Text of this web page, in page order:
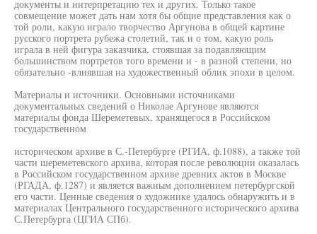
документы и интерпретацию тех и других. Только такое
совмещение может дать нам хотя бы общие представления как о
той роли, какую играло творчество Аргунова в общей картине
русского портрета рубежа столетий, так и о том, какую роль
играла в ней фигура заказчика, стоявшая за подавляющим
большинством портретов того времени и - в разной степени, но
обязательно -влиявшая на художественный облик эпохи в целом.
Материалы и источники. Основными источниками
документальных сведений о Николае Аргунове являются
материалы фонда Шереметевых, хранящегося в Российском
государственном
историческом архиве в С.-Петербурге (РГИА, ф.1088), а также той
части шереметевского архива, которая после революции оказалась
в Российском государственном архиве древних актов в Москве
(РГАДА, ф.1287) и является важным дополнением петербургской
его части. Ценные сведения о художнике удалось обнаружить и в
материалах Центрального государственного исторического архива
С.Петербурга (ЦГИА СПб).